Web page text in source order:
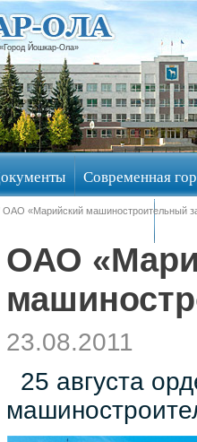
Йошкар-Ола»
Современная
обсуждения
ОАО «Марийский машиностроительный
ОАО
23.08.2011
25 августа